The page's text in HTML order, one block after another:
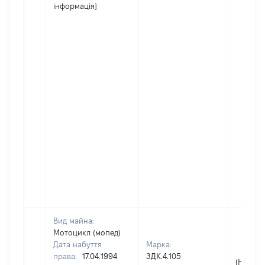
інформація]
Вид майна:
Мотоцикл (мопед)
Дата набуття
права:
17.04.1994
Марка:
ЗДК.4.105
[Не